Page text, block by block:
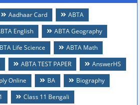
Aadhaar Card
ABTA
English
ABTA Geography
Life Science
ABTA Math
ABTA TEST PAPER
AnswerHS
Online BA
Biography
Class 11 Bengali